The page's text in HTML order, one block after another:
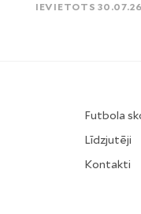
IEVIETOTS
Futbola
Līdzjutēji
Kontakti